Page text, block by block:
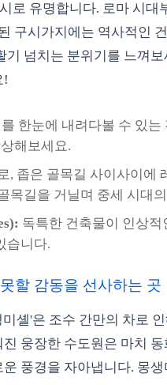
로 유명합니다. 로마 시대
구시가지에는 역사적인
넘치는 분위기를 느껴
!
한눈에 내려다볼 수 있
해보세요.
, 좁은 골목길 사이사이에
목길을 거닐며 중세 시대
독특한 건축물이 인상적
습니다.
할 감동을 선사하는 곳
셸'은 조수 간만의 차로
웅장한 수도원은 마치
풍경을 자아냅니다. 몽